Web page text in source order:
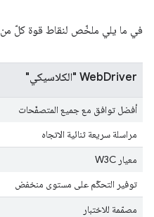
في ما يلي ملخّص لنقاط قوة كلّ من WebDriver "الكلاسيكي" وCDP:
WebDriver "الكلاسيكي"
أفضل توافق مع جميع المتصفّحات
مراسلة سريعة ثنائية الاتجاه
معيار W3C
توفير التحكّم على مستوى منخفض
مصمّمة للاختبار